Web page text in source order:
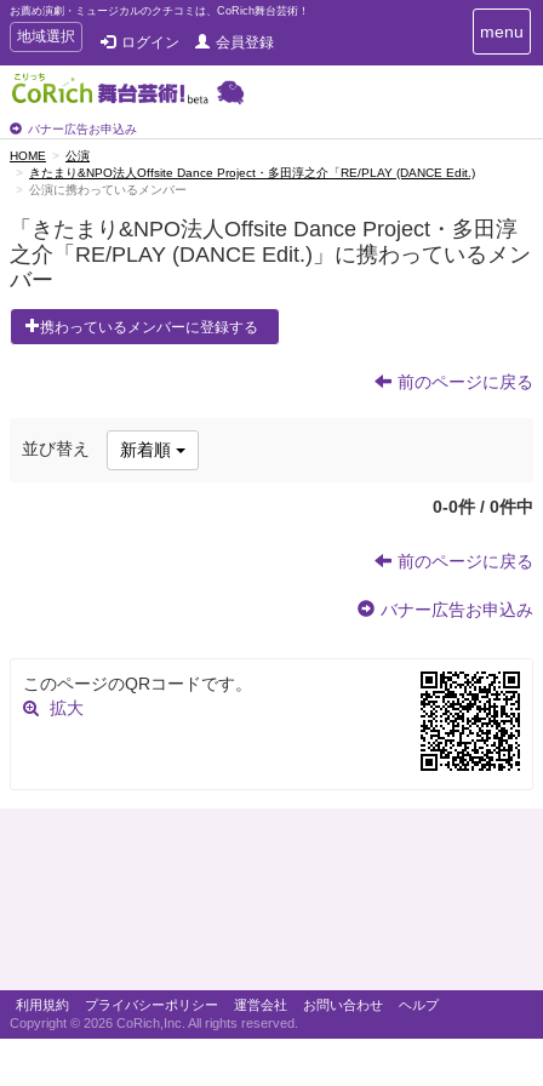
お薦め演劇・ミュージカルのクチコミは、CoRich舞台芸術！
T
o
g
g
e
n
a
g
a
t
n
地域選択 ログイン 会員登録
バナー広告お申込み
T
o
v
i
n
menu
HOME
公演
きたまり&NPO法人Offsite Dance Project・多田淳之介「RE/PLAY (DANCE Edit.)
公演に携わっているメンバー
「きたまり&NPO法人Offsite Dance Project・多田淳
之介「RE/PLAY (DANCE Edit.)」に携わっているメン
バー
携わっているメンバーに登録する
前のページに戻る
並び替え 新着順
0-0件 / 0件中
前のページに戻る
バナー広告お申込み
このページのQRコードです。
拡大
利用規約 プライバシーポリシー 運営会社 お問い合わせ
ヘルプ
Copyright © 2026 CoRich,Inc. All rights reserved.